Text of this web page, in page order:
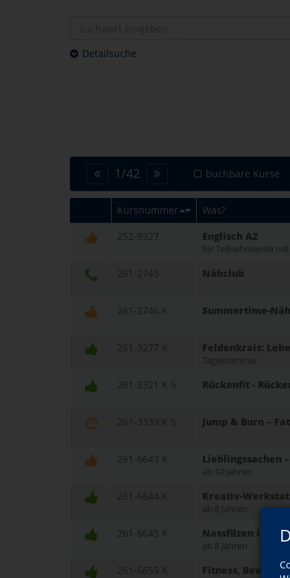
Detailsuche
1/42 buchbare Kurse
Kursnummer Was?
252-9327
Englisch A2
für Teilnehmende
261-2745 Nähclub
261-2746 K Summertime-
261-3277 K Feldenkrais:
Tagesseminar
261-3321 K S Rückenfit -
261-3339 K S Jump & Burn –
261-6643 K Lieblingssachen
ab 10 Jahren
261-6644 K Kreativ-
ab 8 Jahren
261-6645 K Nassfilzen in
ab 8 Jahren
261-6655 K Fitness,